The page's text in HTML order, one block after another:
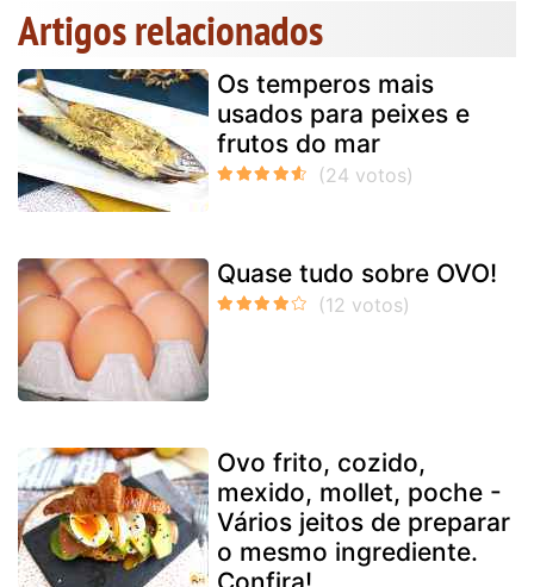
Artigos relacionados
Os temperos mais
usados para peixes e
frutos do mar
Quase tudo sobre OVO!
Ovo frito, cozido,
mexido, mollet, poche -
Vários jeitos de preparar
o mesmo ingrediente.